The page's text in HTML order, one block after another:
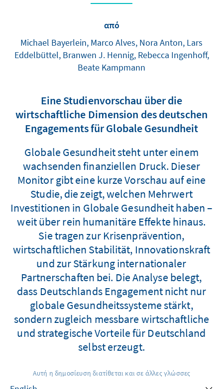
από
Michael Bayerlein, Marco Alves, Nora Anton, Lars
Eddelbüttel, Branwen J. Hennig, Rebecca Ingenhoff,
Beate Kampmann
Eine Studienvorschau über die
wirtschaftliche Dimension des deutschen
Engagements für Globale Gesundheit
Globale Gesundheit steht unter einem
wachsenden finanziellen Druck. Dieser
Monitor gibt eine kurze Vorschau auf eine
Studie, die zeigt, welchen Mehrwert
Investitionen in Globale Gesundheit haben –
weit über rein humanitäre Effekte hinaus.
Sie tragen zur Krisenprävention,
wirtschaftlichen Stabilität, Innovationskraft
und zur Stärkung internationaler
Partnerschaften bei. Die Analyse belegt,
dass Deutschlands Engagement nicht nur
globale Gesundheitssysteme stärkt,
sondern zugleich messbare wirtschaftliche
und strategische Vorteile für Deutschland
selbst erzeugt.
Αυτή η δημοσίευση διατίθεται και σε άλλες γλώσσες